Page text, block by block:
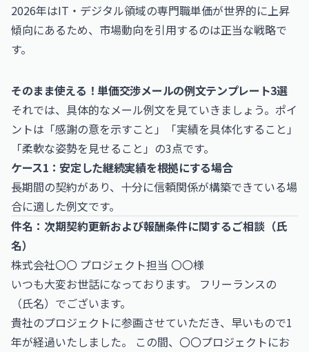
2026年はIT・デジタル領域の専門職単価が世界的に上昇
傾向にあるため、市場動向を引用するのは正当な戦略で
す。
そのまま使える！単価交渉メールの例文テンプレート3選
それでは、具体的なメール例文を見ていきましょう。ポイ
ントは「感謝の意を示すこと」「実績を具体化すること」
「柔軟な姿勢を見せること」の3点です。
ケース1：安定した継続実績を根拠にする場合
長期間の契約があり、十分に信頼関係が構築できている場
合に適した例文です。
件名：次期契約更新および報酬条件に関するご相談（氏
名）
株式会社〇〇 プロジェクト担当 〇〇様
いつも大変お世話になっております。 フリーランスの
（氏名）でございます。
貴社のプロジェクトに参画させていただき、早いもので1
年が経過いたしました。 この間、〇〇プロジェクトにお